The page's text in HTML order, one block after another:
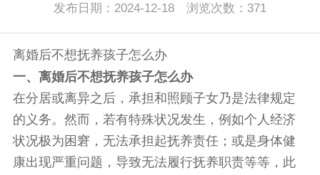
发布日期：2024-12-18 浏览次数：371
离婚后不想抚养孩子怎么办
一、离婚后不想抚养孩子怎么办
在分居或离异之后，承担和照顾子女乃是法律规定
的义务。然而，若有特殊状况发生，例如个人经济
状况极为困窘，无法承担起抚养责任；或是身体健
康出现严重问题，导致无法履行抚养职责等等，此